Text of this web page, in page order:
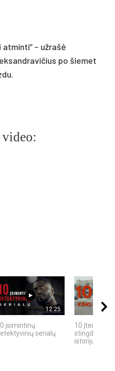
atminti” – užrašė
po šiemet
12:25
įsimintinų
serialų
10 įtemptų,
stingdančių
istorijų